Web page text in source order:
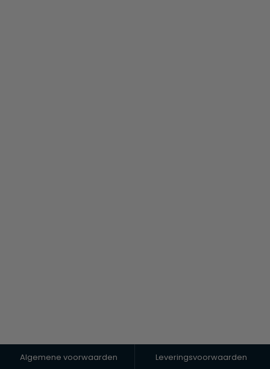
Algemene voorwaarden Leveringsvoorwaarden